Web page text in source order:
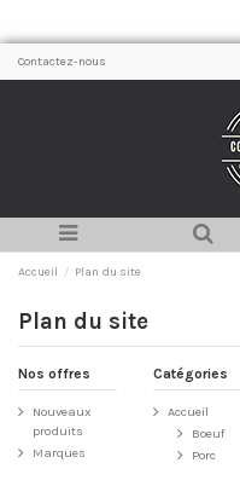
Contactez-nous
Accueil Plan du site
Plan du site
Nos offres
Nouveaux
produits
Marques
Catégories
Accueil
Boeuf
Porc